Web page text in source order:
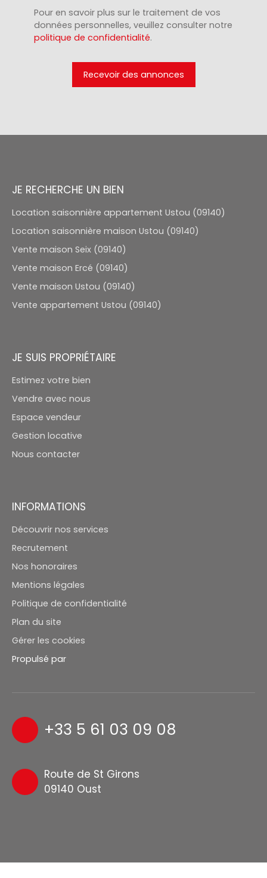
Pour en savoir plus sur le traitement de vos
données personnelles, veuillez consulter notre
politique de confidentialité.
Recevoir des annonces
JE RECHERCHE UN BIEN
Location saisonnière appartement Ustou (09140)
Location saisonnière maison Ustou (09140)
Vente maison Seix (09140)
Vente maison Ercé (09140)
Vente maison Ustou (09140)
Vente appartement Ustou (09140)
JE SUIS PROPRIÉTAIRE
Estimez votre bien
Vendre avec nous
Espace vendeur
Gestion locative
Nous contacter
INFORMATIONS
Découvrir nos services
Recrutement
Nos honoraires
Mentions légales
Politique de confidentialité
Plan du site
Gérer les cookies
Propulsé par
+33 5 61 03 09 08
Route de St Girons
09140 Oust